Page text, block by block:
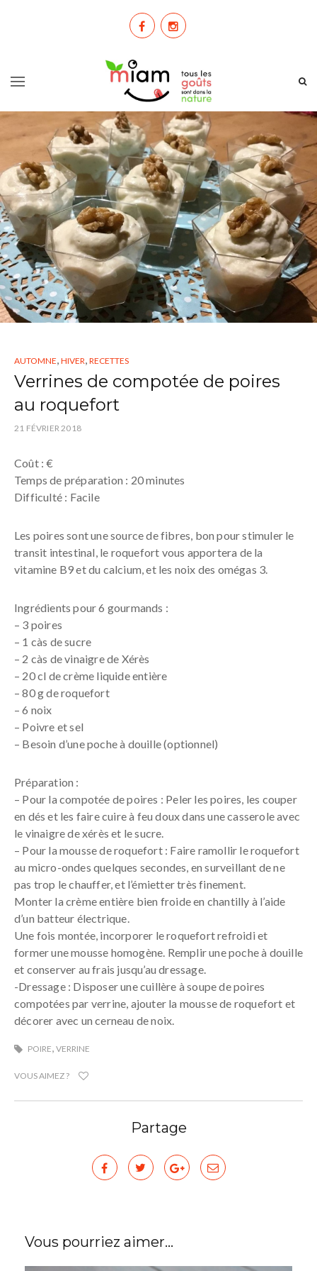
AUTOMNE, HIVER, RECETTES
Verrines de compotée de poires
au roquefort
21 FÉVRIER 2018
Coût : €
Temps de préparation : 20 minutes
Difficulté : Facile
Les poires sont une source de fibres, bon pour stimuler le
transit intestinal, le roquefort vous apportera de la
vitamine B9 et du calcium, et les noix des omégas 3.
Ingrédients pour 6 gourmands :
– 3 poires
– 1 càs de sucre
– 2 càs de vinaigre de Xérès
– 20 cl de crème liquide entière
– 80 g de roquefort
– 6 noix
– Poivre et sel
– Besoin d’une poche à douille (optionnel)
Préparation :
– Pour la compotée de poires : Peler les poires, les couper
en dés et les faire cuire à feu doux dans une casserole avec
le vinaigre de xérès et le sucre.
– Pour la mousse de roquefort : Faire ramollir le roquefort
au micro-ondes quelques secondes, en surveillant de ne
pas trop le chauffer, et l’émietter très finement.
Monter la crème entière bien froide en chantilly à l’aide
d’un batteur électrique.
Une fois montée, incorporer le roquefort refroidi et
former une mousse homogène. Remplir une poche à douille
et conserver au frais jusqu’au dressage.
-Dressage : Disposer une cuillère à soupe de poires
compotées par verrine, ajouter la mousse de roquefort et
décorer avec un cerneau de noix.
POIRE, VERRINE
VOUS AIMEZ ?
Partage
Vous pourriez aimer...